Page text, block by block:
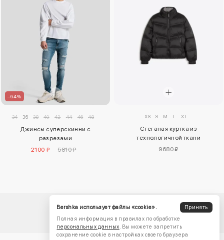
–64%
34 36 38 40 42 44 46 48
Джинсы суперскинни с
разрезами
2100 ₽
5810 ₽
XS S M L XL
Стеганая куртка из
технологичной ткани
9680 ₽
Bershka использует файлы «cookie».
Принять
Полная информация в правилах по обработке
персональных данных. Вы можете запретить
сохранение cookie в настройках своего браузера